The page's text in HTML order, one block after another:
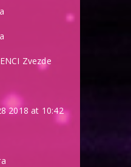
Zvezde
2018 at 10:42